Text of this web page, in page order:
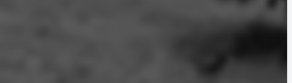
Wir unterstützen Sie dabei, die